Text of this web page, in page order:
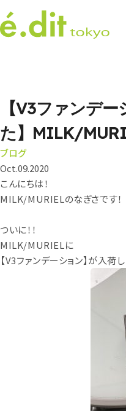
【V3ファンデ
た】MILK/
ブログ
Oct.09.2020
こんにちは！
MILK/MURIELのなぎさです！
ついに！！
MILK/MURIELに
【V3ファンデーション】が入荷し